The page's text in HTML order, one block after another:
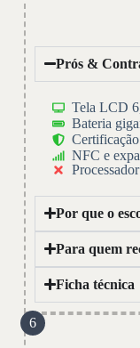
Prós &
Tela LCD
Bateria
NFC e
Por que o
Para quem
Ficha técnica
6